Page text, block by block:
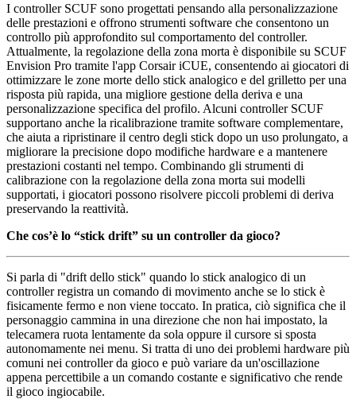
I controller SCUF sono progettati pensando alla personalizzazione
delle prestazioni e offrono strumenti software che consentono un
controllo più approfondito sul comportamento del controller.
Attualmente, la regolazione della zona morta è disponibile su SCUF
Envision Pro tramite l'app Corsair iCUE, consentendo ai giocatori di
ottimizzare le zone morte dello stick analogico e del grilletto per una
risposta più rapida, una migliore gestione della deriva e una
personalizzazione specifica del profilo. Alcuni controller SCUF
supportano anche la ricalibrazione tramite software complementare,
che aiuta a ripristinare il centro degli stick dopo un uso prolungato, a
migliorare la precisione dopo modifiche hardware e a mantenere
prestazioni costanti nel tempo. Combinando gli strumenti di
calibrazione con la regolazione della zona morta sui modelli
supportati, i giocatori possono risolvere piccoli problemi di deriva
preservando la reattività.
Che cos’è lo “stick drift” su un controller da gioco?
Si parla di "drift dello stick" quando lo stick analogico di un
controller registra un comando di movimento anche se lo stick è
fisicamente fermo e non viene toccato. In pratica, ciò significa che il
personaggio cammina in una direzione che non hai impostato, la
telecamera ruota lentamente da sola oppure il cursore si sposta
autonomamente nei menu. Si tratta di uno dei problemi hardware più
comuni nei controller da gioco e può variare da un'oscillazione
appena percettibile a un comando costante e significativo che rende
il gioco ingiocabile.